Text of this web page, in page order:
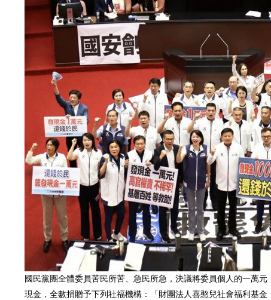
國民黨團全體委員苦民所苦、急民所急，決議將委員個人的一萬元
現金，全數捐贈予下列社福機構：「財團法人喜憨兒社會福利基金